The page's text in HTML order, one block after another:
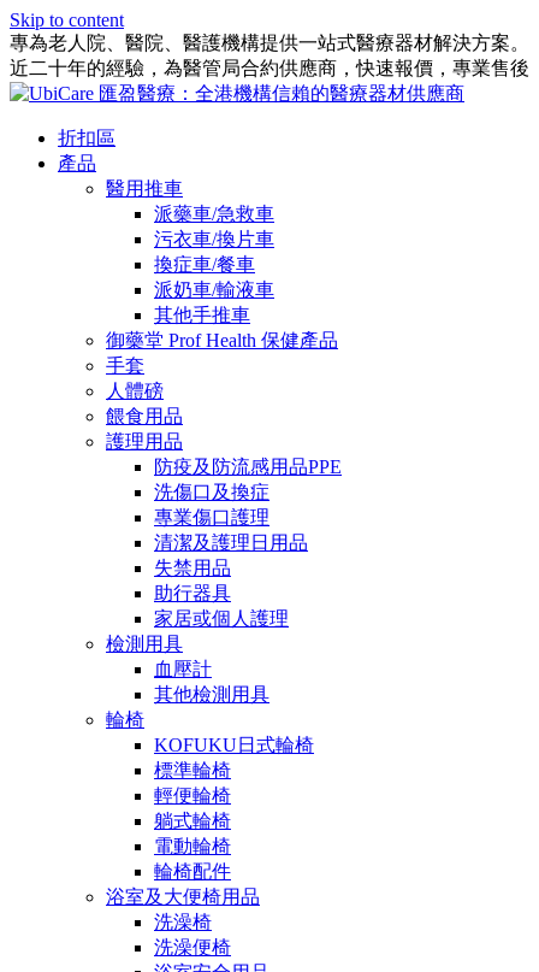
Skip to content
專為老人院、醫院、醫護機構提供一站式醫療器材解決方案。
近二十年的經驗，為醫管局合約供應商，快速報價，專業售後
折扣區
產品
醫用推車
派藥車/急救車
污衣車/換片車
換症車/餐車
派奶車/輸液車
其他手推車
御藥堂 Prof Health 保健產品
手套
人體磅
餵食用品
護理用品
防疫及防流感用品PPE
洗傷口及換症
專業傷口護理
清潔及護理日用品
失禁用品
助行器具
家居或個人護理
檢測用具
血壓計
其他檢測用具
輪椅
KOFUKU日式輪椅
標準輪椅
輕便輪椅
躺式輪椅
電動輪椅
輪椅配件
浴室及大便椅用品
洗澡椅
洗澡便椅